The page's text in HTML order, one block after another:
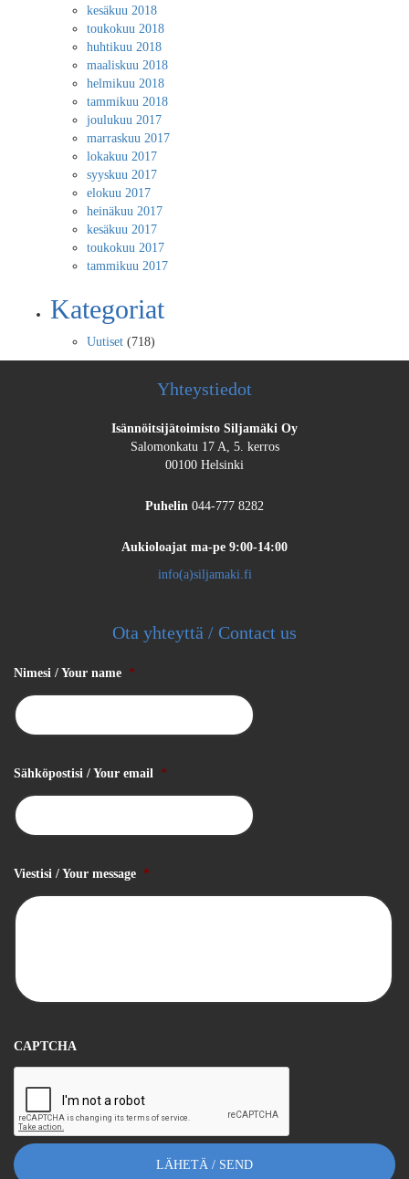
kesäkuu 2018
toukokuu 2018
huhtikuu 2018
maaliskuu 2018
helmikuu 2018
tammikuu 2018
joulukuu 2017
marraskuu 2017
lokakuu 2017
syyskuu 2017
elokuu 2017
heinäkuu 2017
kesäkuu 2017
toukokuu 2017
tammikuu 2017
Kategoriat
Uutiset (718)
Yhteystiedot
Isännöitsijätoimisto Siljamäki Oy
Salomonkatu 17 A, 5. kerros
00100 Helsinki
Puhelin 044-777 8282
Aukioloajat ma-pe 9:00-14:00
info(a)siljamaki.fi
Ota yhteyttä / Contact us
Nimesi / Your name *
Sähköpostisi / Your email *
Viestisi / Your message *
CAPTCHA